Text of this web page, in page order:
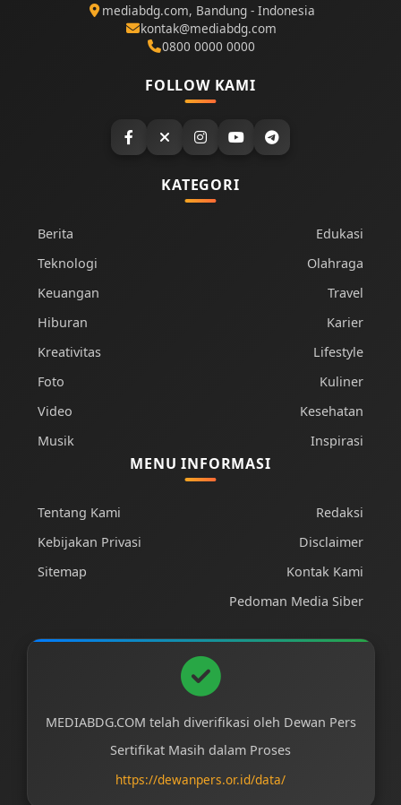
mediabdg.com, Bandung - Indonesia
kontak@mediabdg.com
0800 0000 0000
FOLLOW KAMI
KATEGORI
Berita
Teknologi
Keuangan
Hiburan
Kreativitas
Foto
Video
Musik
Edukasi
Olahraga
Travel
Karier
Lifestyle
Kuliner
Kesehatan
Inspirasi
MENU INFORMASI
Tentang Kami
Kebijakan Privasi
Sitemap
Redaksi
Disclaimer
Kontak Kami
Pedoman Media Siber
MEDIABDG.COM telah diverifikasi oleh Dewan Pers
Sertifikat Masih dalam Proses
https://dewanpers.or.id/data/